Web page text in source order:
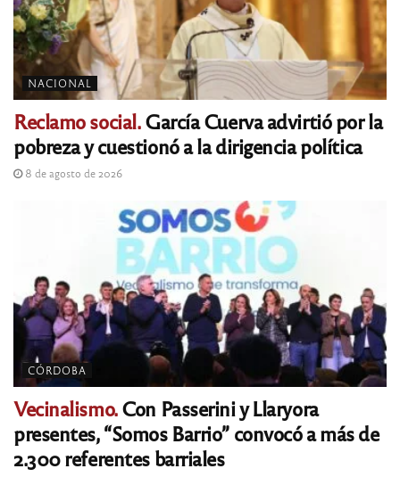
NACIONAL
Reclamo social.García Cuerva advirtió por la
pobreza y cuestionó a la dirigencia política
8 de agosto de 2026
CÓRDOBA
Vecinalismo.Con Passerini y Llaryora
presentes, “Somos Barrio” convocó a más de
2.300 referentes barriales